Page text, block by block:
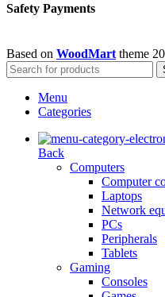
Safety Payments
Based on WoodMart theme
Menu
Categories
Back
Computers
Computer
Laptops
Network
PCs
Peripherals
Tablets
Gaming
Consoles